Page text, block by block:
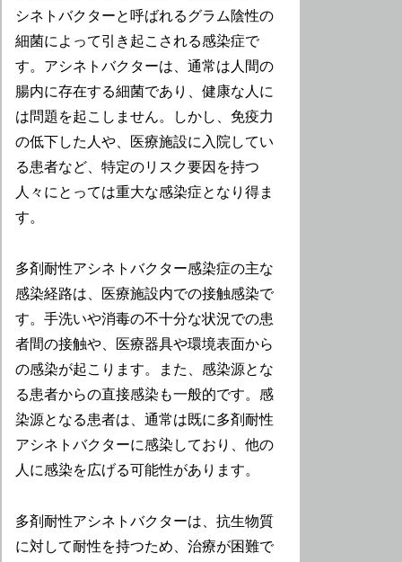
シネトバクターと呼ばれるグラム陰性の
細菌によって引き起こされる感染症で
す。アシネトバクターは、通常は人間の
腸内に存在する細菌であり、健康な人に
は問題を起こしません。しかし、免疫力
の低下した人や、医療施設に入院してい
る患者など、特定のリスク要因を持つ
人々にとっては重大な感染症となり得ま
す。
多剤耐性アシネトバクター感染症の主な
感染経路は、医療施設内での接触感染で
す。手洗いや消毒の不十分な状況での患
者間の接触や、医療器具や環境表面から
の感染が起こります。また、感染源とな
る患者からの直接感染も一般的です。感
染源となる患者は、通常は既に多剤耐性
アシネトバクターに感染しており、他の
人に感染を広げる可能性があります。
多剤耐性アシネトバクターは、抗生物質
に対して耐性を持つため、治療が困難で